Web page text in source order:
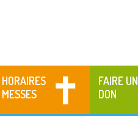
HORAIRES
MESSES
FAIRE UN
DON